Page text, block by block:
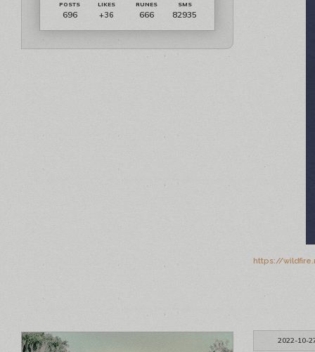
696 +36 666 82935
https://
2022-10-